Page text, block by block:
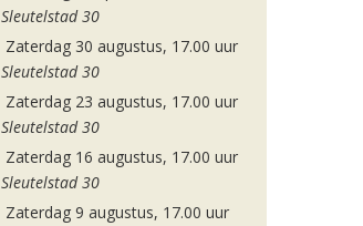
Sleutelstad 30
Zaterdag 30 augustus, 17.00 uur
Sleutelstad 30
Zaterdag 23 augustus, 17.00 uur
Sleutelstad 30
Zaterdag 16 augustus, 17.00 uur
Sleutelstad 30
Zaterdag 9 augustus, 17.00 uur